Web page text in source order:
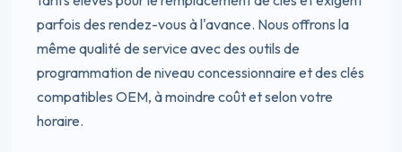
parfois des rendez-vous à l'avance. Nous offrons la
même qualité de service avec des outils de
programmation de niveau concessionnaire et des clés
compatibles OEM, à moindre coût et selon votre
horaire.